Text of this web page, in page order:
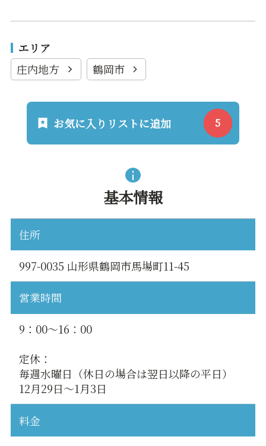
エリア
庄内地方
鶴岡市
お気に入りリストに追加
基本情報
住所
997-0035 山形県鶴岡市馬場町11-45
営業時間
9：00〜16：00
定休：
毎週水曜日（休日の場合は翌日以降の平日）
12月29日〜1月3日
料金